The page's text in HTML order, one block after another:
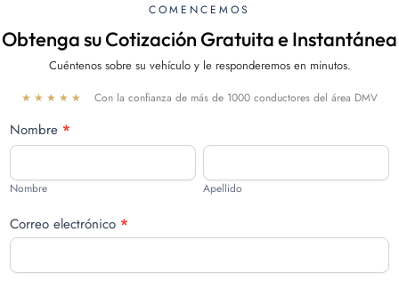
COMENCEMOS
Obtenga su Cotización Gratuita e Instantánea
Cuéntenos sobre su vehículo y le responderemos en minutos.
★★★★★ Con la confianza de más de 1000 conductores del área DMV
Free
quote
Spanish
Nombre *
Nombre
Nombre
Apellido
Apellido
Correo electrónico *